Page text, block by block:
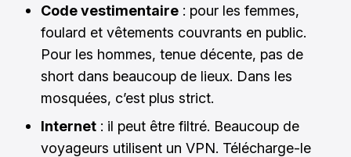
Code vestimentaire : pour les femmes,
foulard et vêtements couvrants en public.
Pour les hommes, tenue décente, pas de
short dans beaucoup de lieux. Dans les
mosquées, c’est plus strict.
Internet : il peut être filtré. Beaucoup de
voyageurs utilisent un VPN. Télécharge-le